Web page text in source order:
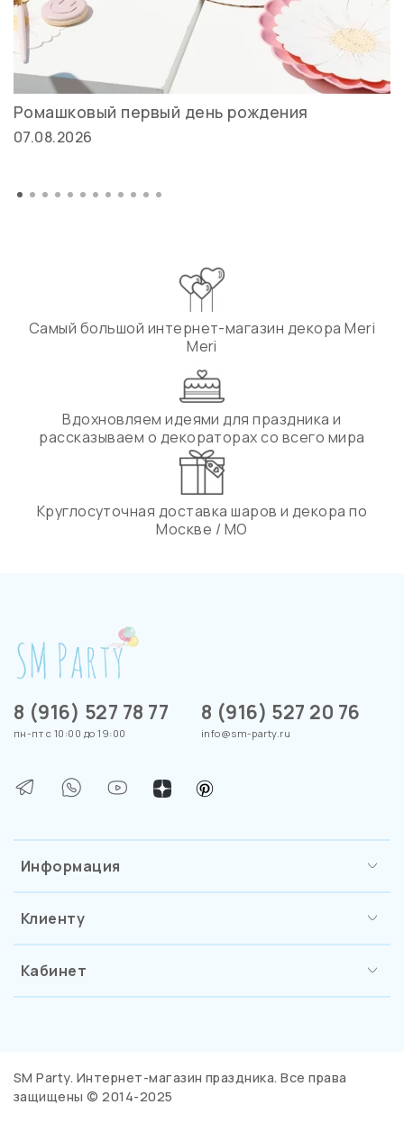
Ромашковый первый день рождения
07.08.2026
Самый большой интернет-магазин декора Meri
Meri
Вдохновляем идеями для праздника и
рассказываем о декораторах со всего мира
Круглосуточная доставка шаров и декора по
Москве / МО
Информация
Клиенту
Кабинет
8 (916) 527 78 77
пн-пт с 10:00 до 19:00
8 (916) 527 20 76
info@sm-party.ru
SM Party. Интернет-магазин праздника. Все права
защищены © 2014-2025